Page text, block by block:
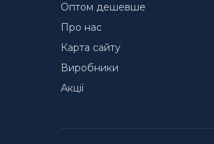
Оптом дешевше
Про нас
Карта сайту
Виробники
Акції